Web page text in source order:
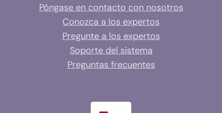
Póngase en contacto con nosotros
Conozca a los expertos
Pregunte a los expertos
Soporte del sistema
Preguntas frecuentes